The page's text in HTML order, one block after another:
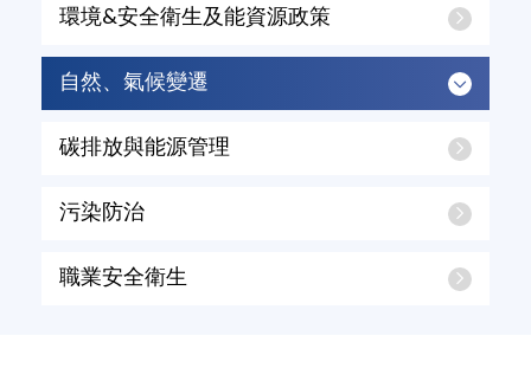
環境&安全衛生及能資源政策
自然、氣候變遷
碳排放與能源管理
污染防治
職業安全衛生